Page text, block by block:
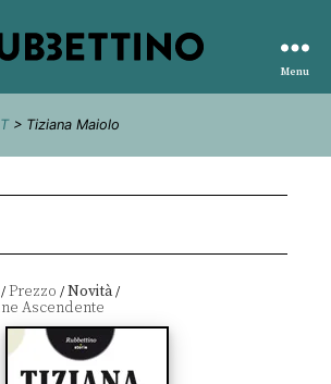
editore
Menu
T> Tiziana Maiolo
/Prezzo /Novità/